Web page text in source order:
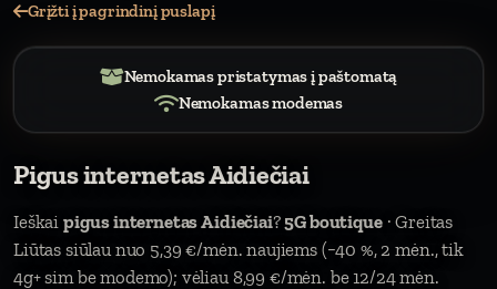
Grįžti į pagrindinį puslapį
Nemokamas pristatymas į paštomatą
Nemokamas modemas
Pigus internetas Aidiečiai
Ieškai pigus internetas Aidiečiai?5G boutique· Greitas
Liūtas siūlau nuo 5,39 €/mėn. naujiems (−40 %, 2 mėn., tik
4g+ sim be modemo); vėliau 8,99 €/mėn. be 12/24 mėn.